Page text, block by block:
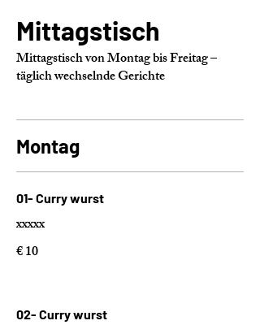
Mittagstisch
Mittagstisch von Montag bis Freitag –
täglich wechselnde Gerichte
Montag
01- Curry wurst
xxxxx
€ 10
02- Curry wurst